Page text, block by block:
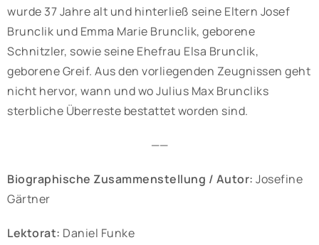
wurde 37 Jahre alt und hinterließ seine Eltern Josef
Brunclik und Emma Marie Brunclik, geborene
Schnitzler, sowie seine Ehefrau Elsa Brunclik,
geborene Greif. Aus den vorliegenden Zeugnissen geht
nicht hervor, wann und wo Julius Max Bruncliks
sterbliche Überreste bestattet worden sind.
——
Biographische Zusammenstellung / Autor: Josefine
Gärtner
Lektorat: Daniel Funke